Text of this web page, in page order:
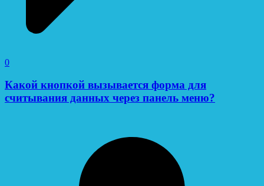
0
Какой кнопкой вызывается форма для
считывания данных через панель меню?